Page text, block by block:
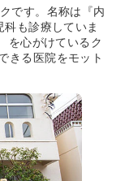
です。名称は『内
も診療していま
を心がけているク
きる医院をモット